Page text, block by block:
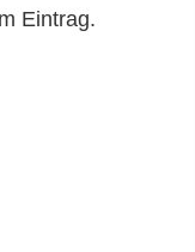
Eintrag.